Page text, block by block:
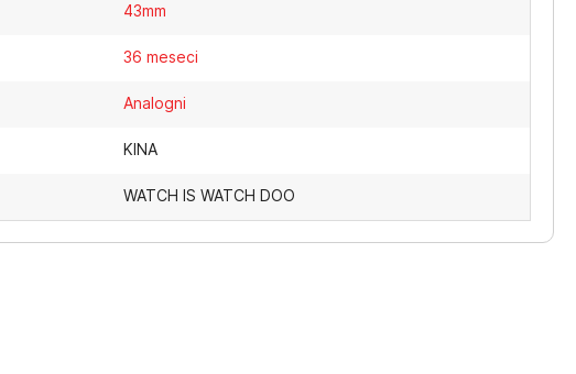
43mm
36 meseci
Analogni
KINA
WATCH IS WATCH DOO